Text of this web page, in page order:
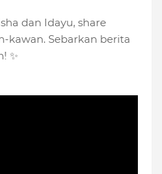
dan Idayu, share
kawan. Sebarkan berita
✨